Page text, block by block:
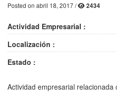
Posted on abril 18, 2017 / 2434
Actividad Empresarial :
Localización :
Estado :
Actividad empresarial
2001, 1578, 12